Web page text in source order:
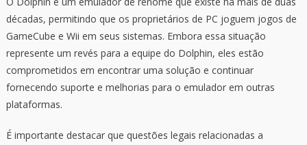
décadas, permitindo que os proprietários de PC joguem jogos de
GameCube e Wii em seus sistemas. Embora essa situação
represente um revés para a equipe do Dolphin, eles estão
comprometidos em encontrar uma solução e continuar
fornecendo suporte e melhorias para o emulador em outras
plataformas.
É importante destacar que questões legais relacionadas a